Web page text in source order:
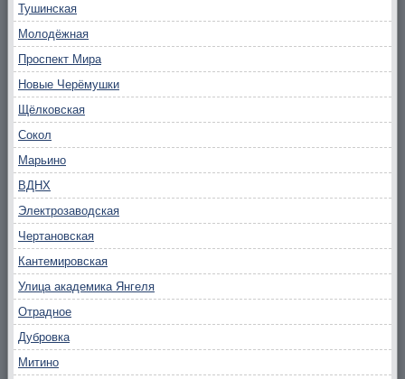
Тушинская
Молодёжная
Проспект Мира
Новые Черёмушки
Щёлковская
Сокол
Марьино
ВДНХ
Электрозаводская
Чертановская
Кантемировская
Улица академика Янгеля
Отрадное
Дубровка
Митино